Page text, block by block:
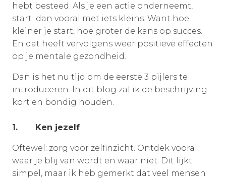
hebt besteed. Als je een actie onderneemt,
start dan vooral met iets kleins. Want hoe
kleiner je start, hoe groter de kans op succes.
En dat heeft vervolgens weer positieve effecten
op je mentale gezondheid.
Dan is het nu tijd om de eerste 3 pijlers te
introduceren. In dit blog zal ik de beschrijving
kort en bondig houden.
1. Ken jezelf
Oftewel: zorg voor zelfinzicht. Ontdek vooral
waar je blij van wordt en waar niet. Dit lijkt
simpel, maar ik heb gemerkt dat veel mensen